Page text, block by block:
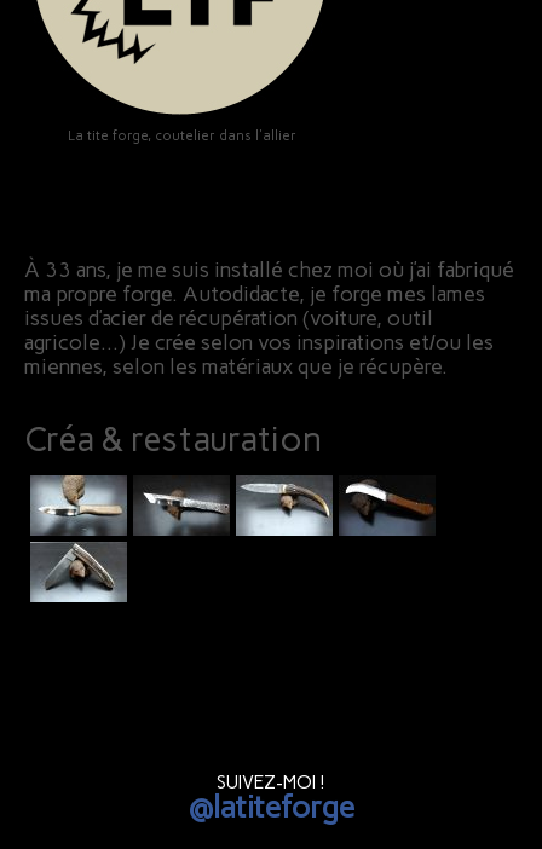
La tite forge, coutelier dans l'allier
À 33 ans, je me suis installé chez moi où j’ai fabriqué
ma propre forge. Autodidacte, je forge mes lames
issues d’acier de récupération (voiture, outil
agricole…) Je crée selon vos inspirations et/ou les
miennes, selon les matériaux que je récupère.
Créa & restauration
SUIVEZ-MOI !
@latiteforge